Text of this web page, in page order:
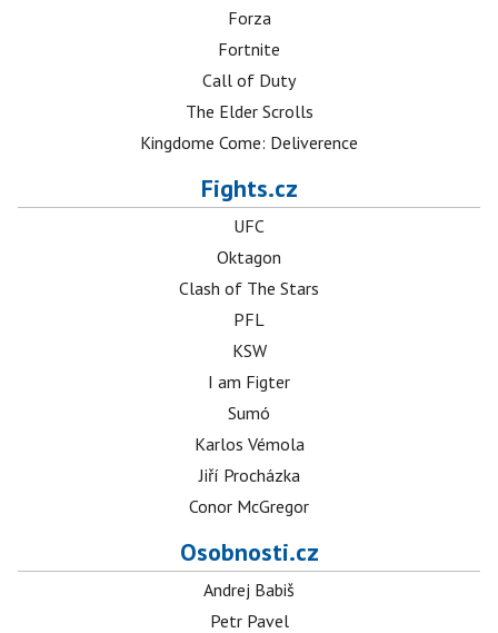
Forza
Fortnite
Call of Duty
The Elder Scrolls
Kingdome Come: Deliverence
Fights.cz
UFC
Oktagon
Clash of The Stars
PFL
KSW
I am Figter
Sumó
Karlos Vémola
Jiří Procházka
Conor McGregor
Osobnosti.cz
Andrej Babiš
Petr Pavel